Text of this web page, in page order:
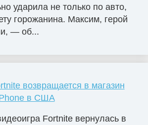
ударила не только по авто,
горожанина. Максим, герой
— об...
возвращается в магазин
в США
Fortnite вернулась в